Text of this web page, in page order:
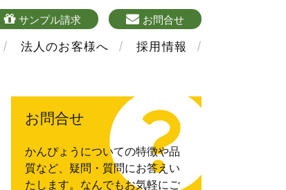
法人のお客様へ 採用情報
sample
サンプル請求 mailform
お問合せ
お問合せ
かんぴょうについての特徴や品
質など、疑問・質問にお答えい
たします。なんでもお気軽にご